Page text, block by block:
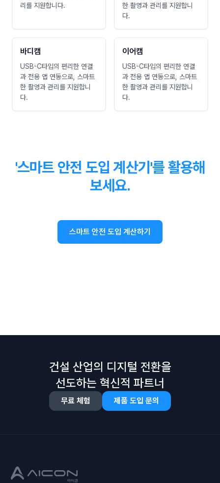
리를 지원합니다.
한 촬영과 관리를 지원합니
다.
바디캠
USB-C타입의 편리한 연결
과 전용 앱 연동으로, 스마트
한 촬영과 관리를 지원합니
다.
이어캠
USB-C타입의 편리한 연결
과 전용 앱 연동으로, 스마트
한 촬영과 관리를 지원합니
다.
'스마트 안전 도입 계산기'를 활용해
보세요.
스마트 안전 도입 계산하기
건설 산업의 디지털 전환을
선도하는 혁신적 파트너
무료 체험 제품 도입 문의